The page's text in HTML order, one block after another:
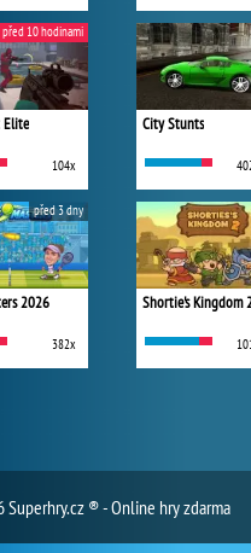
Elite
104x
před 10 hodinami
2026
382x
před 3 dny
City Stunts
Shortie's Kingdom
® - Online hry zdarma